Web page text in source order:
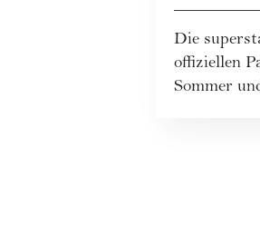
Die
offiziellen
Sommer